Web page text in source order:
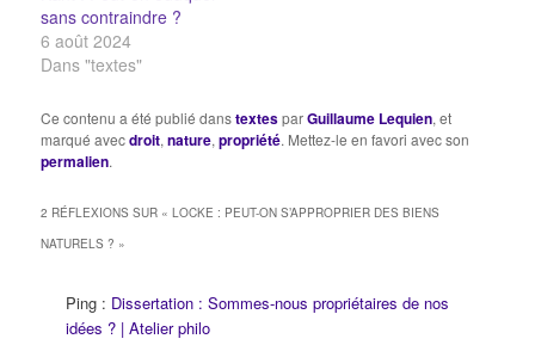
sans contraindre ?
6 août 2024
Dans "textes"
Ce contenu a été publié danstextesparGuillaume Lequien, et
marqué avecdroit,nature,propriété. Mettez-le en favori avec son
permalien.
2 RÉFLEXIONS SUR «LOCKE : PEUT-ON S’APPROPRIER DES BIENS
NATURELS ? »
Ping : Dissertation : Sommes-nous propriétaires de nos
idées ? | Atelier philo